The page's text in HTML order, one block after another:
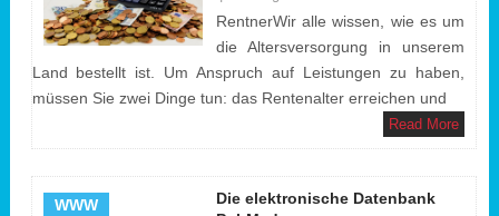
RentnerWir alle wissen, wie es um
die Altersversorgung in unserem
Land bestellt ist. Um Anspruch auf Leistungen zu haben,
müssen Sie zwei Dinge tun: das Rentenalter erreichen und
Read More
WWW
Die elektronische Datenbank